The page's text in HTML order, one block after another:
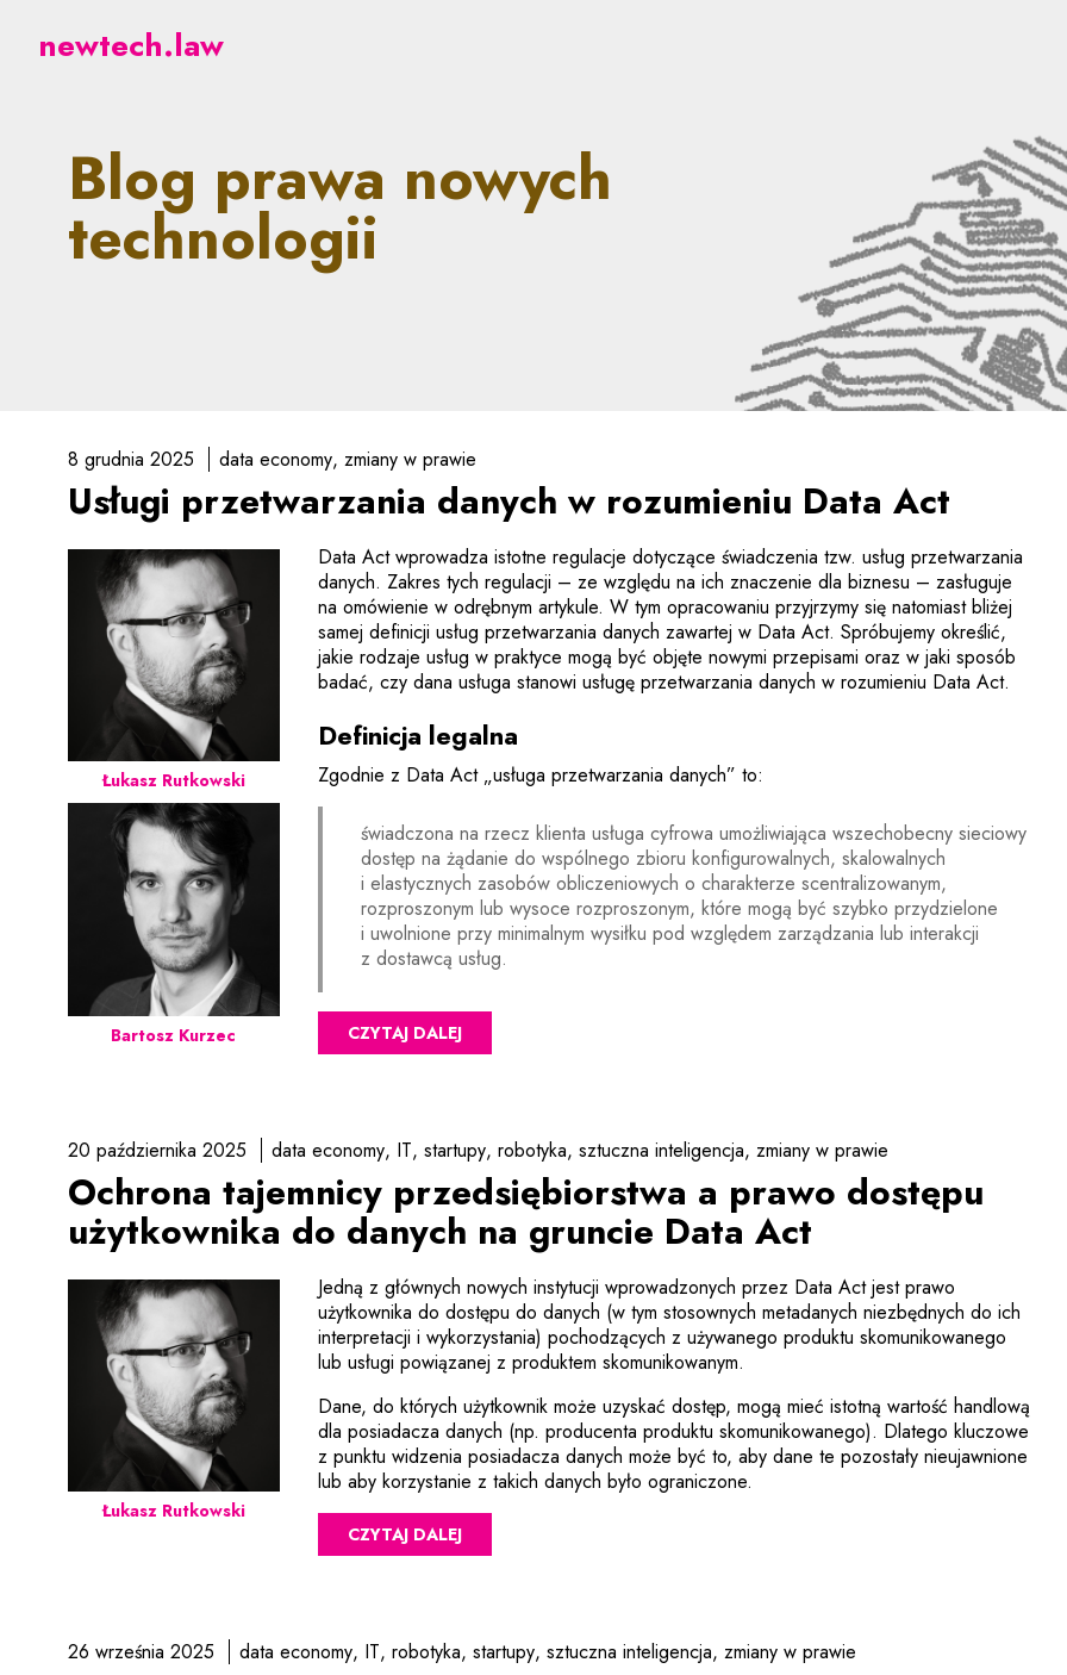
newtech.law - prawne aspekty nowych technologii
newtech.law
Blog prawa nowych
technologii
8 grudnia 2025 data economy zmiany w prawie
Usługi przetwarzania danych w rozumieniu Data Act
Data Act wprowadza istotne regulacje dotyczące świadczenia tzw. usług przetwarzania
danych. Zakres tych regulacji – ze względu na ich znaczenie dla biznesu – zasługuje
na omówienie w odrębnym artykule. W tym opracowaniu przyjrzymy się natomiast bliżej
samej definicji usług przetwarzania danych zawartej w Data Act. Spróbujemy określić,
jakie rodzaje usług w praktyce mogą być objęte nowymi przepisami oraz w jaki sposób
badać, czy dana usługa stanowi usługę przetwarzania danych w rozumieniu Data Act.
Definicja legalna
Zgodnie z Data Act „usługa przetwarzania danych” to:
świadczona na rzecz klienta usługa cyfrowa umożliwiająca wszechobecny sieciowy
dostęp na żądanie do wspólnego zbioru konfigurowalnych, skalowalnych
i elastycznych zasobów obliczeniowych o charakterze scentralizowanym,
rozproszonym lub wysoce rozproszonym, które mogą być szybko przydzielone
i uwolnione przy minimalnym wysiłku pod względem zarządzania lub interakcji
z dostawcą usług.
CZYTAJ DALEJ
Łukasz Rutkowski
Bartosz Kurzec
20 października 2025 data economy IT startupy robotyka sztuczna inteligencja zmiany w prawie
Ochrona tajemnicy przedsiębiorstwa a prawo dostępu
użytkownika do danych na gruncie Data Act
Jedną z głównych nowych instytucji wprowadzonych przez Data Act jest prawo
użytkownika do dostępu do danych (w tym stosownych metadanych niezbędnych do ich
interpretacji i wykorzystania) pochodzących z używanego produktu skomunikowanego
lub usługi powiązanej z produktem skomunikowanym.
Dane, do których użytkownik może uzyskać dostęp, mogą mieć istotną wartość handlową
dla posiadacza danych (np. producenta produktu skomunikowanego). Dlatego kluczowe
z punktu widzenia posiadacza danych może być to, aby dane te pozostały nieujawnione
lub aby korzystanie z takich danych było ograniczone.
CZYTAJ DALEJ
Łukasz Rutkowski
26 września 2025 data economy IT robotyka startupy sztuczna inteligencja zmiany w prawie